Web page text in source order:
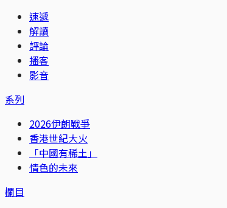
速遞
解讀
評論
播客
影音
系列
2026伊朗戰爭
香港世紀大火
「中國有稀土」
情色的未來
欄目